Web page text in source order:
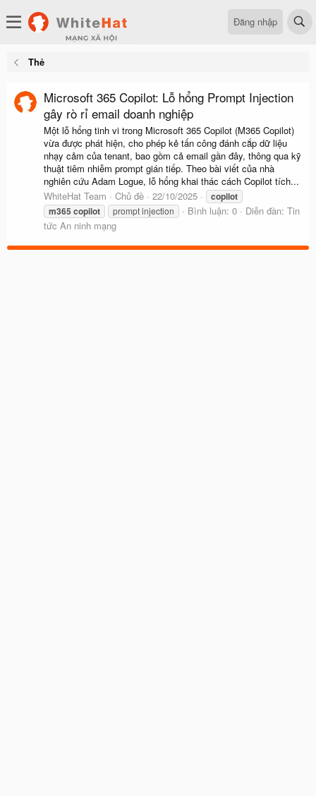
Đăng nhập
Thẻ
Microsoft 365 Copilot: Lỗ hổng Prompt Injection
gây rò rỉ email doanh nghiệp
Một lỗ hổng tinh vi trong Microsoft 365 Copilot (M365 Copilot)
vừa được phát hiện, cho phép kẻ tấn công đánh cắp dữ liệu
nhạy cảm của tenant, bao gồm cả email gần đây, thông qua kỹ
thuật tiêm nhiễm prompt gián tiếp. Theo bài viết của nhà
nghiên cứu Adam Logue, lỗ hổng khai thác cách Copilot tích...
WhiteHat Team
Chủ đề 22/10/2025
copilot
m365 copilot prompt injection Bình luận: 0 Diễn đàn: Tin
tức An ninh mạng